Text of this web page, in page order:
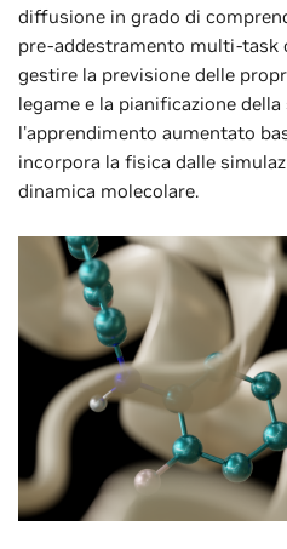
diffusione in grado di
pre-addestramento multi-task
gestire la previsione delle
legame e la pianificazione
l'apprendimento aumentato
incorpora la fisica dalle
dinamica molecolare.